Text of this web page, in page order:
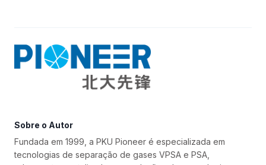
Sobre o Autor
Fundada em 1999, a PKU Pioneer é especializada em
tecnologias de separação de gases VPSA e PSA,